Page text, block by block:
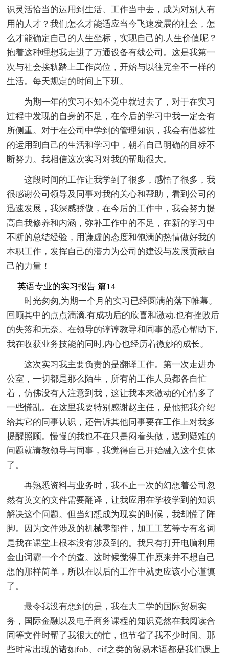
识灵活恰当的运用到生活、工作当中去，成为对别人有
用的人才？我们怎么才能适应当今飞速发展的社会，怎
么才能确定自己的人生坐标，实现自己的.人生价值呢？
抱着这种理想我走进了万通设备有线公司。这是我第一
次与社会接轨踏上工作岗位，开始与以往完全不一样的
生活。每天规定的时间上下班。
为期一年的实习不知不觉中就过去了，对于在实习
过程中发现的自身的不足，在今后的学习中我一定会有
所侧重。对于在公司中学到的管理知识，我会有借鉴性
的运用到自己的生活和学习中，朝着自己明确的目标不
断努力。我相信这次实习对我的帮助很大。
这段时间的工作让我学到了很多，感悟了很多，我
很感谢公司领导及同事对我的关心和帮助，看到公司的
迅速发展，我深感骄傲，在今后的工作中，我会努力提
高自我修养和内涵，弥补工作中的不足，在新的学习中
不断的总结经验，用谦虚的态度和饱满的热情做好我的
本职工作，发挥自己的潜力为公司的建设与发展贡献自
己的力量！
英语专业的实习报告 篇14
时光匆匆,为期一个月的实习已经圆满的落下帷幕。
回顾其中的点点滴滴,有成功后的欣喜和激动,也有挫败后
的失落和无奈。在领导的谆谆教导和同事的悉心帮助下,
我在收获业务技能的同时,内心也经历着微妙的成长。
这次实习我主要负责的是翻译工作。第一次走进办
公室，一切都是那么陌生，所有的工作人员都各自忙
着，仿佛没有人注意到我，这让我本来激动的心情多了
一些慌乱。在这里我要特别感谢赵主任，是他把我介绍
给其它的同事认识，还告诉其他同事要在工作上对我多
提醒照顾。慢慢的我也不在只是闷着头做，遇到疑难的
问题就请教领导与同事，我觉得自己开始融入这个集体
了。
再熟悉资料与业务时，我不止一次的幻想着公司忽
然有英文的文件需要翻译，让我应用在学校学到的知识
解决这个问题。但当幻想成为现实的时候，我却慌了阵
脚。因为文件涉及的机械零部件，加工工艺等专有名词
是我在课堂上根本没有涉及到的。我只有打开电脑利用
金山词霸一个个的查。这时候觉得工作原来并不想自己
想的那样简单，所以在以后的工作中就更应该小心谨慎
了。
最令我没有想到的是，我在大二学的国际贸易实
务，国际金融以及电子商务课程的知识竟然在我阅读合
同等文件时帮了我很大的忙，也节省了我不少时间。那
些时常出现的诸如fob、cif之类的贸易术语都是我们课上